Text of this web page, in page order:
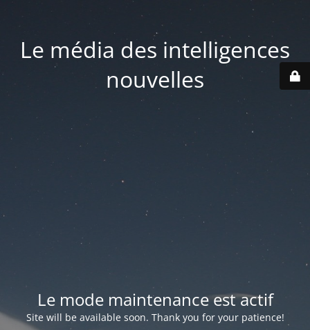
Le média des intelligences
nouvelles
Le mode maintenance est actif
Site will be available soon. Thank you for your patience!